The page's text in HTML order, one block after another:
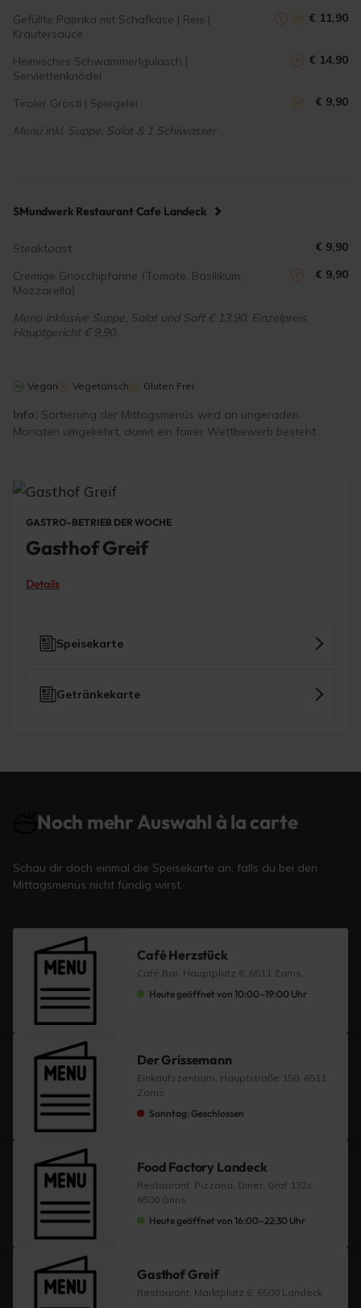
Gefüllte Paprika mit Schafkäse | Reis |
Kräutersauce
€ 11,90
Heimisches Schwammerlgulasch |
Serviettenknödel
€ 14,90
Tiroler Gröstl | Spiegelei
€ 9,90
Menü inkl. Suppe, Salat & 1 Schiwasser
SMundwerk Restaurant Cafe Landeck
Steaktoast
€ 9,90
Cremige Gnocchipfanne (Tomate, Basilikum,
Mozzarella)
€ 9,90
Menü inklusive Suppe, Salat und Saft € 13,90. Einzelpreis
Hauptgericht € 9,90.
Vegan Vegetarisch Gluten Frei
Info: Sortierung der Mittagsmenüs wird an ungeraden
Monaten umgekehrt, damit ein fairer Wettbewerb besteht.
GASTRO-BETRIEB DER WOCHE
Gasthof Greif
Details
Speisekarte
Getränkekarte
Noch mehr Auswahl à la carte
Schau dir doch einmal die Speisekarte an, falls du bei den
Mittagsmenüs nicht fündig wirst.
Café Herzstück
Café Bar, Hauptplatz 6, 6511 Zams
Heute geöffnet von 10:00–19:00 Uhr
Der Grissemann
Einkaufszentrum, Hauptstraße 150, 6511
Zams
Sonntag: Geschlossen
Food Factory Landeck
Restaurant, Pizzaria, Diner, Graf 132c,
6500 Grins
Heute geöffnet von 16:00–22:30 Uhr
Gasthof Greif
Restaurant, Marktplatz 6, 6500 Landeck